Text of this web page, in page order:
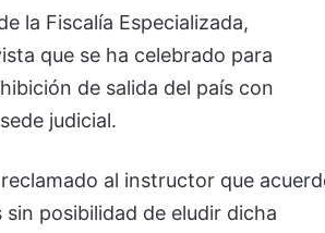
la Fiscalía Especializada,
que se ha celebrado para
de salida del país con
judicial.
al instructor que
posibilidad de eludir dicha